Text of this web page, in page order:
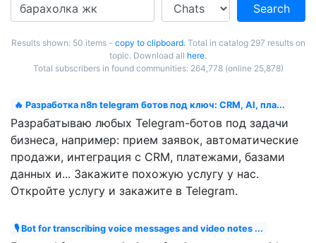
Search
Results shown: 50 items - copy to clipboard.Total in catalog 297 results on
topic. Download all here.
Total subscribers in found communities: 264,778 (online 25,878)
🔥 Разработка n8n telegram ботов под ключ: CRM, AI, пла...
Разрабатываю любых Telegram-ботов под задачи
бизнеса, например: прием заявок, автоматические
продажи, интеграция с CRM, платежами, базами
данных и... Закажите похожую услугу у нас.
Откройте услугу и закажите в Telegram.
🎙 Bot for transcribing voice messages and video notes ...